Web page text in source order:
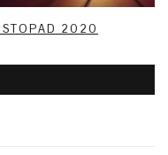
2020